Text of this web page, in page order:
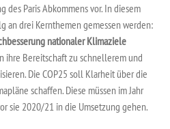
des Paris Abkommens vor. In diesem
an drei Kernthemen gemessen werden:
nationaler Klimaziele
ihre Bereitschaft zu schnellerem und
Die COP25 soll Klarheit über die
schaffen. Diese müssen im Jahr
sie 2020/21 in die Umsetzung gehen.